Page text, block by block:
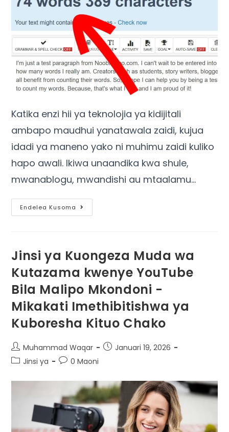
Katika enzi hii ya teknolojia ya kidijitali
ambapo maudhui yanatawala zaidi, kujua
idadi ya maneno yako ni muhimu zaidi kuliko
hapo awali. Ikiwa unaandika kwa shule,
mwanablogu, mwandishi au mtaalamu…
Endelea Kusoma
Jinsi ya Kuongeza Muda wa
Kutazama kwenye YouTube
Bila Malipo Mkondoni -
Mikakati Imethibitishwa ya
Kuboresha Kituo Chako
Muhammad Waqar
Januari 19, 2026
Jinsi ya
0 Maoni